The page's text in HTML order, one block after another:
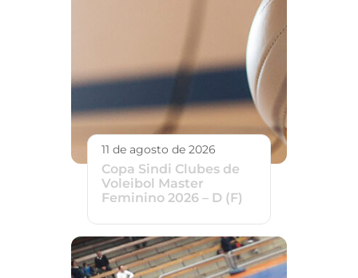
11 de agosto de 2026
Copa Sindi Clubes de
Voleibol Master
Feminino 2026 – D (F)